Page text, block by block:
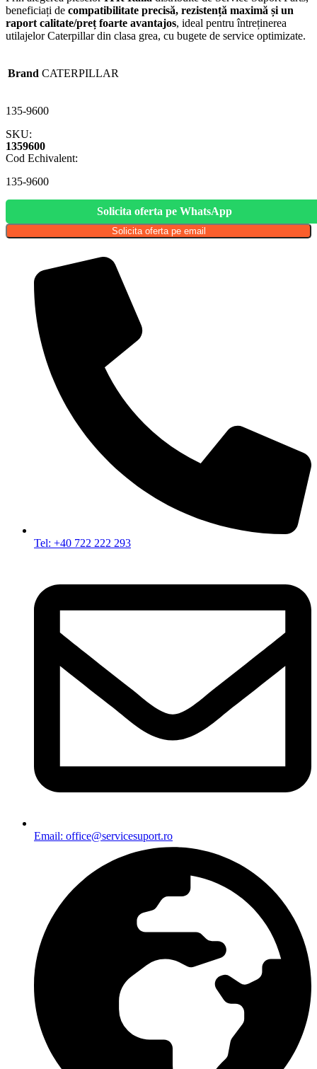
beneficiați de compatibilitate precisă, rezistență maximă și un
raport calitate/preț foarte avantajos, ideal pentru întreținerea
utilajelor Caterpillar din clasa grea, cu bugete de service optimizate.
Brand CATERPILLAR
135-9600
SKU:
1359600
Cod Echivalent:
135-9600
Solicita oferta pe WhatsApp
Solicita oferta pe email
Tel: +40 722 222 293
Email: office@servicesuport.ro